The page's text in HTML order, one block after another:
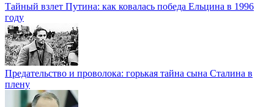
Тайный взлет Путина: как ковалась победа Ельцина в 1996
году
Предательство и проволока: горькая тайна сына Сталина в
плену